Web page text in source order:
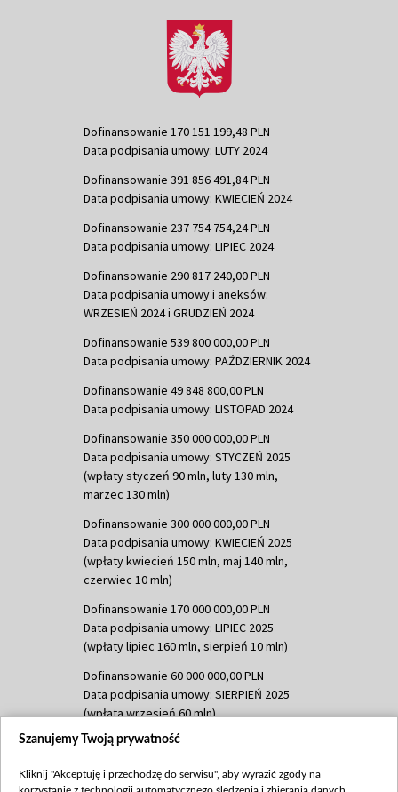
Dofinansowanie 170 151 199,48 PLN
Data podpisania umowy: LUTY 2024
Dofinansowanie 391 856 491,84 PLN
Data podpisania umowy: KWIECIEŃ 2024
Dofinansowanie 237 754 754,24 PLN
Data podpisania umowy: LIPIEC 2024
Dofinansowanie 290 817 240,00 PLN
Data podpisania umowy i aneksów:
WRZESIEŃ 2024 i GRUDZIEŃ 2024
Dofinansowanie 539 800 000,00 PLN
Data podpisania umowy: PAŹDZIERNIK 2024
Dofinansowanie 49 848 800,00 PLN
Data podpisania umowy: LISTOPAD 2024
Dofinansowanie 350 000 000,00 PLN
Data podpisania umowy: STYCZEŃ 2025
(wpłaty styczeń 90 mln, luty 130 mln,
marzec 130 mln)
Dofinansowanie 300 000 000,00 PLN
Data podpisania umowy: KWIECIEŃ 2025
(wpłaty kwiecień 150 mln, maj 140 mln,
czerwiec 10 mln)
Dofinansowanie 170 000 000,00 PLN
Data podpisania umowy: LIPIEC 2025
(wpłaty lipiec 160 mln, sierpień 10 mln)
Dofinansowanie 60 000 000,00 PLN
Data podpisania umowy: SIERPIEŃ 2025
(wpłata wrzesień 60 mln)
Dofinansowanie 635 783 051,21 PLN
(wpłata wrzesień 100 mln, październik 350
Szanujemy Twoją prywatność
Kliknij "Akceptuję i przechodzę do serwisu", aby wyrazić zgody na